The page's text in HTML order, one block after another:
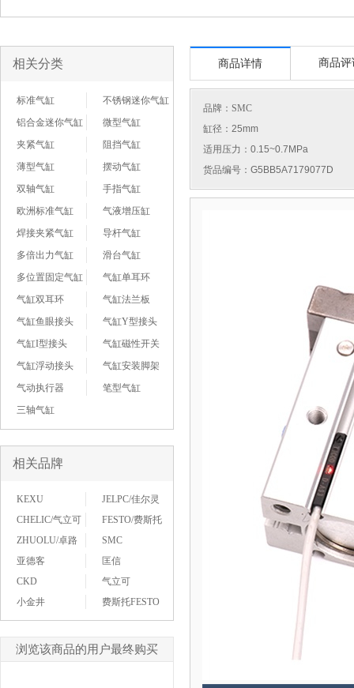
相关分类
标准气缸
不锈钢迷你气缸
铝合金迷你气缸
微型气缸
夹紧气缸
阻挡气缸
薄型气缸
摆动气缸
双轴气缸
手指气缸
欧洲标准气缸
气液增压缸
焊接夹紧气缸
导杆气缸
多倍出力气缸
滑台气缸
多位置固定气缸
气缸单耳环
气缸双耳环
气缸法兰板
气缸鱼眼接头
气缸Y型接头
气缸I型接头
气缸磁性开关
气缸浮动接头
气缸安装脚架
气动执行器
笔型气缸
三轴气缸
相关品牌
KEXU
JELPC/佳尔灵
CHELIC/气立可
FESTO/费斯托
ZHUOLU/卓路
SMC
亚德客
匡信
CKD
气立可
小金井
费斯托FESTO
浏览该商品的用户最终购买
商品详情 商品评
品牌： SMC
缸径：25mm
适用压力：0.15~0.7MPa
货品编号：G5BB5A7179077D